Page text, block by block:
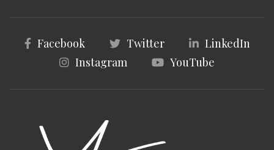
Facebook Twitter
LinkedIn
Instagram
YouTube